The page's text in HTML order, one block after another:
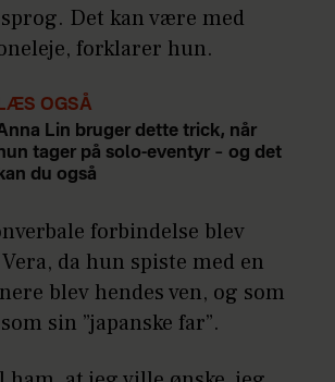
Det kan være med
forklarer hun.
OGSÅ
Lin bruger dette trick, når
tager på solo-eventyr – og det
du også
forbindelse blev
da hun spiste med en
blev hendes ven, og som
sin ”japanske far”.